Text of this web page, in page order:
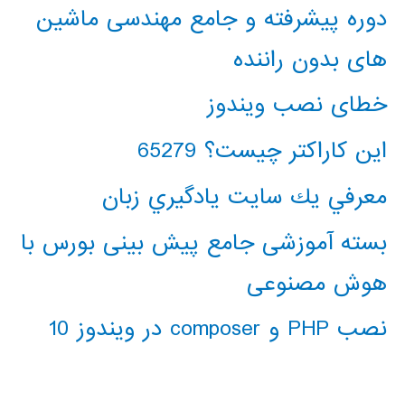
دوره پیشرفته و جامع مهندسی ماشین
های بدون راننده
خطای نصب ویندوز
این کاراکتر چیست؟ 65279
معرفي يك سايت يادگيري زبان
بسته آموزشی جامع پیش بینی بورس با
هوش مصنوعی
نصب PHP و composer در ویندوز 10